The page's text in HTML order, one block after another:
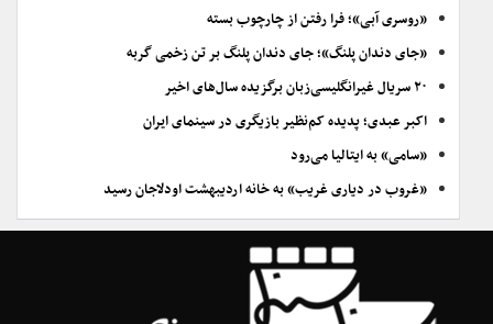
«روسری آبی»؛ فرا رفتن از چارچوب بسته
«جای دندان پلنگ»؛ جای دندان پلنگ بر تن زخمی گربه
۲۰ سریال غیرانگلیسی‌زبان برگزیده سال‌های اخیر
اکبر عبدی؛ پدیده کم‌نظیر بازیگری در سینمای ایران
«سامی» به ایتالیا می‌رود
«غروب در دیاری غریب» به خانه اردیبهشت اودلاجان رسید